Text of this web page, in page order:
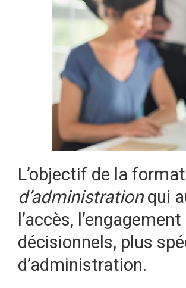
L’objectif de la
d’administrationqui
l’accès,
décisionnels, plus
d’administration.